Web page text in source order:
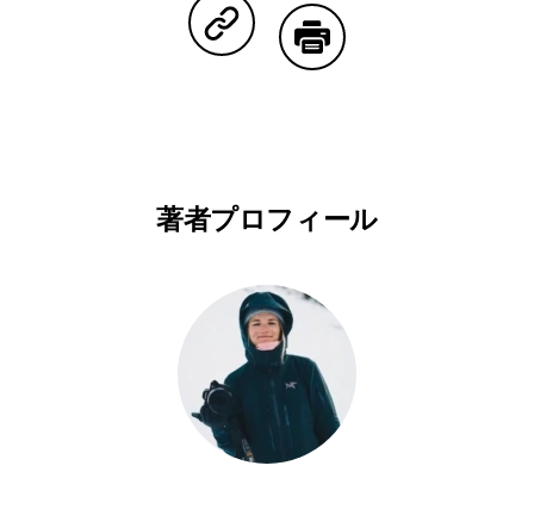
Copy Linkで共有する
著者プロフィール